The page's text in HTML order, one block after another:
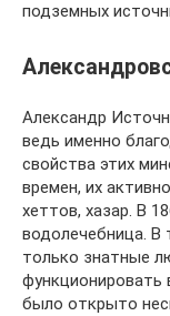
подземных
Александр
ведь именно
свойства этих
времен, их
хеттов, хазар. В
водолечебница. В
только знатные
функционировать
было открыто